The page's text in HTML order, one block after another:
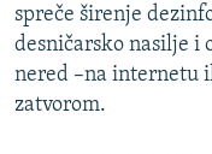
spreče širenje
desničarsko nasilje i
nered –na internetu
zatvorom.